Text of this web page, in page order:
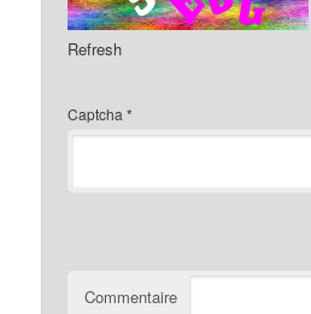
Refresh
Captcha *
Commentaire